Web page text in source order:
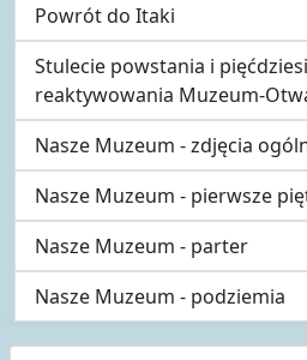
Powrót do Itaki
Stulecie powstania i
reaktywowania Muzeum-
Nasze Muzeum - zdjęcia
Nasze Muzeum - pierwsze
Nasze Muzeum - parter
Nasze Muzeum - podziemia